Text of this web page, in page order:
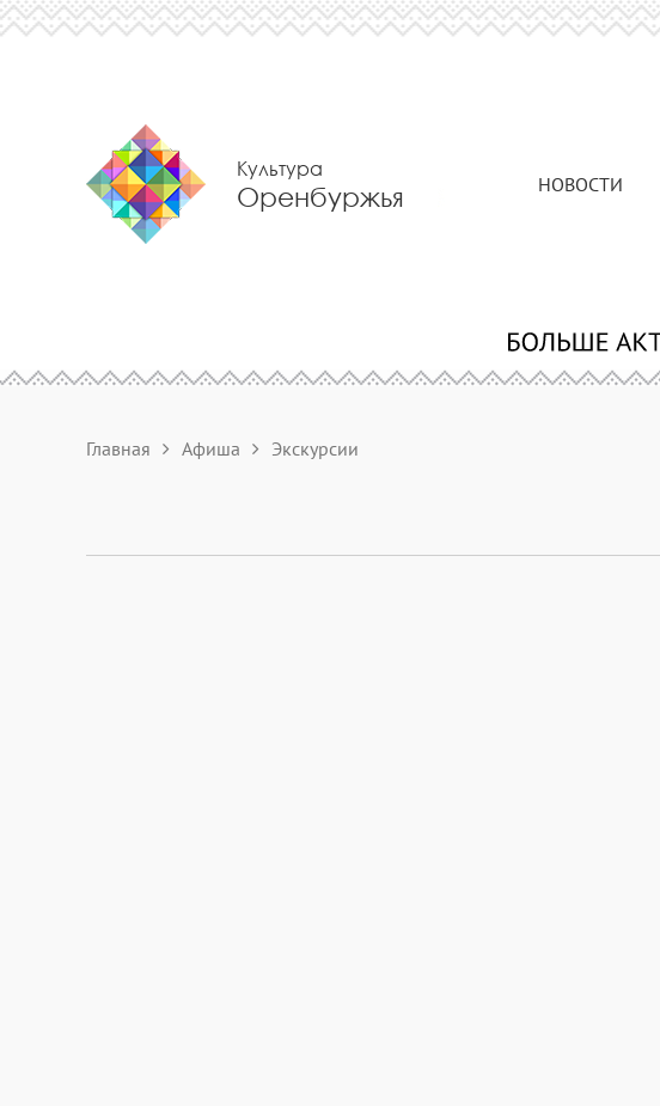
Культура
Оренбуржья НОВОСТИ
Главная Афиша Экскурсии